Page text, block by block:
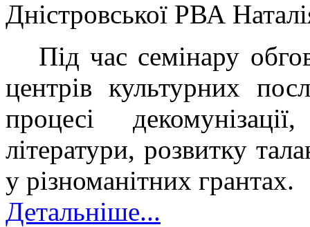
Дністровської РВА
Під час семінару
центрів культурних
процесі
літератури, розвитку
у різноманітних грантах.
Детальніше...